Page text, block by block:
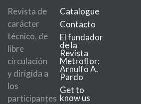
Revista de
carácter
técnico, de
libre
circulación
y dirigida a
los
participantes
Catalogue
Contacto
El fundador
de la
Revista
Metroflor:
Arnulfo A.
Pardo
Get to
know us